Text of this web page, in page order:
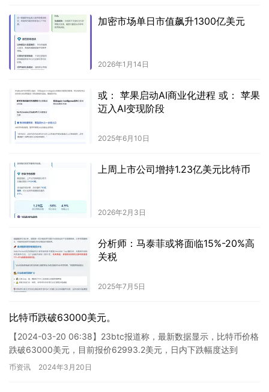
加密市场单日市值飙升1300亿美元
2026年1月14日
或： 苹果启动AI商业化进程 或： 苹果
迈入AI变现阶段
2025年6月10日
上周上市公司增持1.23亿美元比特币
2026年2月3日
分析师：马泰菲或将面临15%-20%高
关税
2025年7月5日
比特币跌破63000美元。
【2024-03-20 06:38】23btc报道称，最新数据显示，比特币价格
跌破63000美元，目前报价62993.2美元，日内下跌幅度达到
6.69%。市场波动较为剧烈，请注意做…
币资讯 2024年3月20日